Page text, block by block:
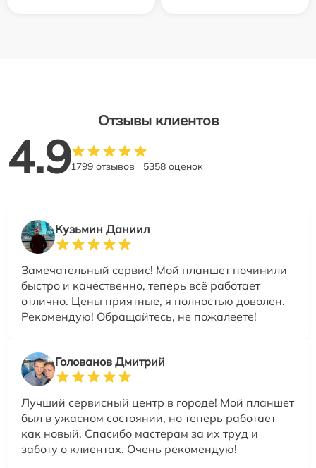
Отзывы клиентов
4.91799 отзывов 5358 оценок
Кузьмин Даниил
Замечательный сервис! Мой планшет починили
быстро и качественно, теперь всё работает
отлично. Цены приятные, я полностью доволен.
Рекомендую! Обращайтесь, не пожалеете!
Голованов Дмитрий
Лучший сервисный центр в городе! Мой планшет
был в ужасном состоянии, но теперь работает
как новый. Спасибо мастерам за их труд и
заботу о клиентах. Очень рекомендую!